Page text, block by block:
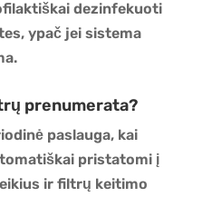
dezinfekuoti
ypač jei sistema
prenumerata?
paslauga, kai
pristatomi į
ir filtrų keitimo